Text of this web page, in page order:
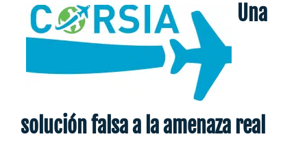
Una
solución falsa a la amenaza real